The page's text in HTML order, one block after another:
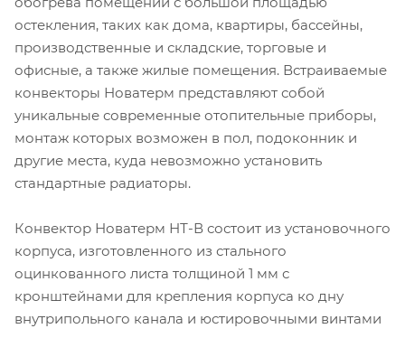
остекления, таких как дома, квартиры, бассейны,
производственные и складские, торговые и
офисные, а также жилые помещения. Встраиваемые
конвекторы Новатерм представляют собой
уникальные современные отопительные приборы,
монтаж которых возможен в пол, подоконник и
другие места, куда невозможно установить
стандартные радиаторы.
Конвектор Новатерм НТ-В состоит из установочного
корпуса, изготовленного из стального
оцинкованного листа толщиной 1 мм с
кронштейнами для крепления корпуса ко дну
внутрипольного канала и юстировочными винтами